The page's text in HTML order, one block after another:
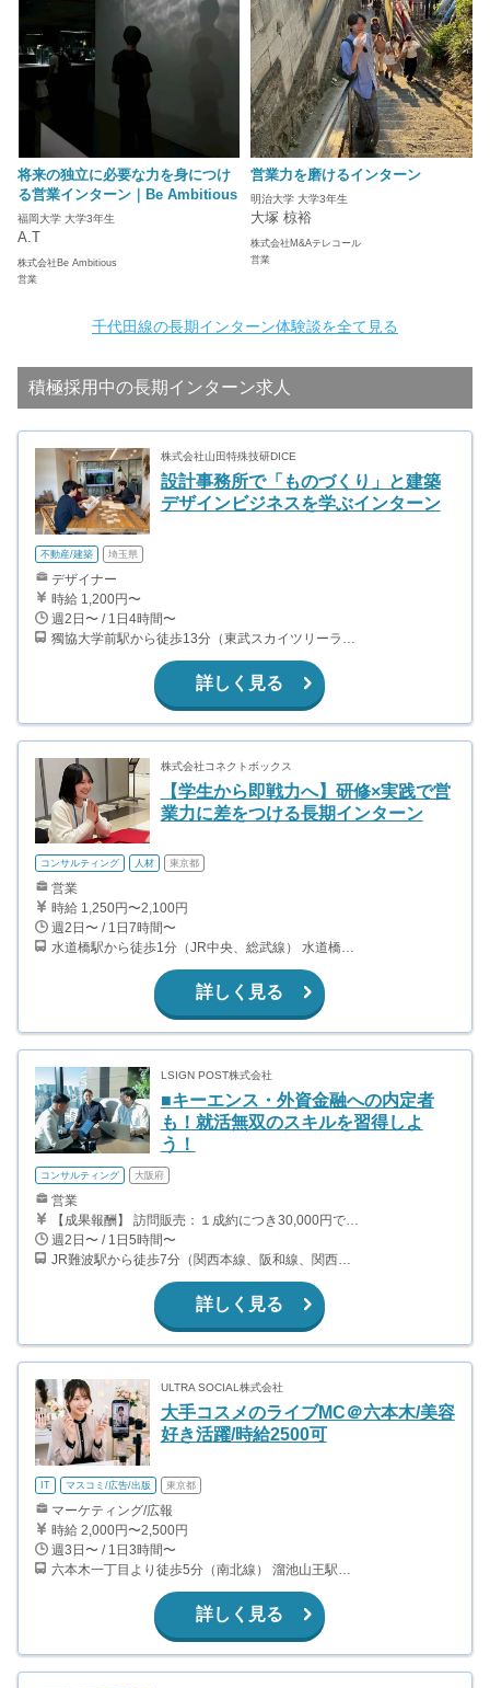
将来の独立に必要な力を身につけ
る営業インターン｜Be Ambitious
福岡大学 大学3年生
A.T
株式会社Be Ambitious
営業
営業力を磨けるインターン
明治大学 大学3年生
大塚 椋裕
株式会社M&Aテレコール
営業
千代田線の長期インターン体験談を全て見る
積極採用中の長期インターン求人
株式会社山田特殊技研DICE
設計事務所で「ものづくり」と建築
デザインビジネスを学ぶインターン
不動産/建築 埼玉県
デザイナー
時給 1,200円〜
週2日〜 / 1日4時間〜
詳しく見る
株式会社コネクトボックス
【学生から即戦力へ】研修×実践で営
業力に差をつける長期インターン
コンサルティング 人材 東京都
営業
時給 1,250円〜2,100円
週2日〜 / 1日7時間〜
水道橋駅から徒歩1分（JR中央、総武線） 水道橋駅から徒歩6分（都営三田線）
詳しく見る
LSIGN POST株式会社
■キーエンス・外資金融への内定者
も！就活無双のスキルを習得しよ
う！
コンサルティング 大阪府
営業
【成果報酬】 訪問販売：１成約につき30,000円です。 例えば、光インターネットの成約であれば、平均的に2.5日で1件の契約が見込めます。（12,000円/1日6時間稼働） ＜月収例＞月に100万以上稼ぐ方もいます！ ・月5件成約：150,000円 ・月15件成約：450,000円 ・月30成約：900,000円➕マネジメントインセンティブ300,000円 合計1,200,000円 時給換算で2,000円程度が、平均的なインターン生の報酬となっています。
週2日〜 / 1日5時間〜
JR難波駅から徒歩7分（関西本線、阪和線、関西空港線） 大阪難波駅から徒歩13分（近鉄奈良線、阪神なんば線） 桜川駅から徒歩4分（大阪メトロ千日前線、阪神なんば線）
詳しく見る
ULTRA SOCIAL株式会社
大手コスメのライブMC＠六本木/美容
好き活躍/時給2500可
IT マスコミ/広告/出版 東京都
マーケティング/広報
時給 2,000円〜2,500円
週3日〜 / 1日3時間〜
六本木一丁目より徒歩5分（南北線） 溜池山王駅より徒歩10分（銀座線） 六本木駅より徒歩12分（日比谷線）
詳しく見る